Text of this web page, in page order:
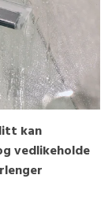
kan
vedlikeholde